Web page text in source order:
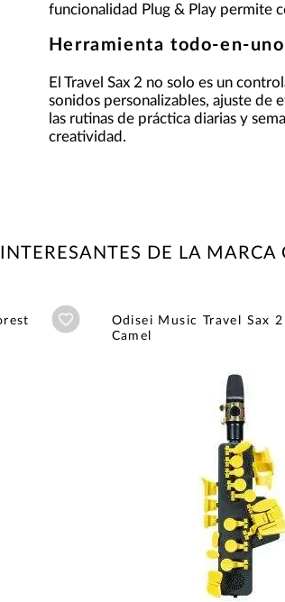
funcionalidad Plug & Play permite
Herramienta todo-en-
El Travel Sax 2 no solo es un
sonidos personalizables, ajuste de
las rutinas de práctica diarias y
creatividad.
DE LA
Añadir a wishlist
Odisei Music Travel Sax 2
Camel